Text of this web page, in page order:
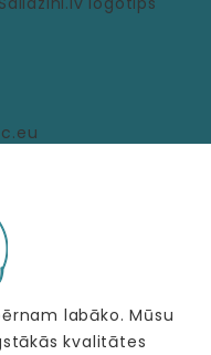
labāko. Mūsu
kvalitātes